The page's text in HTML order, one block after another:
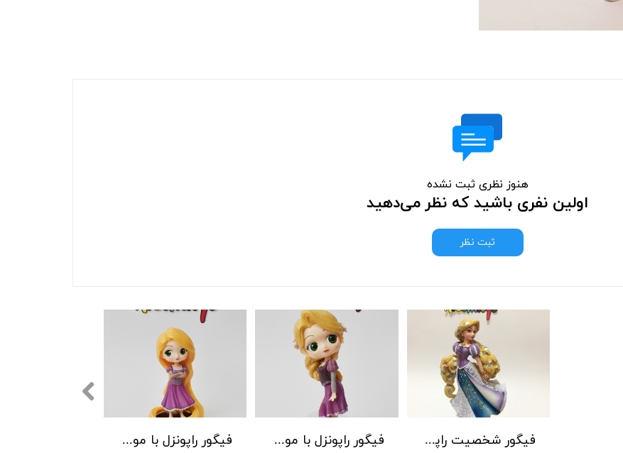
هنوز نظری ثبت نشده
اولین نفری باشید که نظر می‌دهید
ثبت نظر
فیگور راپونزل با موهای باز فیگور راپونزل با موهای بسته فیگور شخصیت راپونزل (گیسو کمند) با موهای بلند